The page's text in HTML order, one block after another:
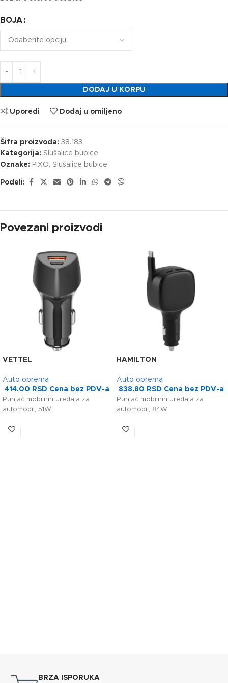
BOJA
DODAJ U KORPU
Uporedi Dodaj u omiljeno
Šifra proizvoda: 38.183
Kategorija: Slušalice bubice
Oznake: PIXO, Slušalice bubice
Podeli:
Povezani proizvodi
VETTEL
Auto oprema
414.00 RSD Cena bez PDV-a
Punjač mobilnih uređaja za
automobil, 51W
HAMILTON
Auto oprema
838.80 RSD Cena bez PDV-a
Punjač mobilnih uređaja za
automobil, 84W
BRZA ISPORUKA